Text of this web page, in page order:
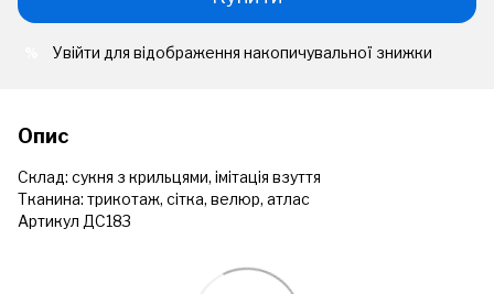
Увійти для відображення накопичувальної знижки
Опис
Склад: сукня з крильцями, імітація взуття
Тканина: трикотаж, сітка, велюр, атлас
Артикул ДС183